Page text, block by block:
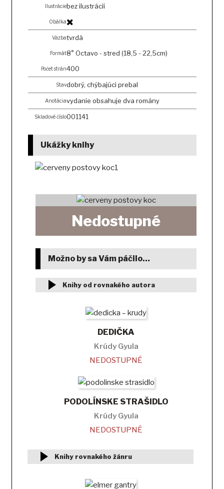
Ilustráciebez ilustrácií
Obálka
Väzbatvrdá
Formát8° Octavo - stred (18,5 - 22,5cm)
Počet strán400
Stavdobrý, chýbajúci prebal
Anotáciavydanie obsahuje dva romány
Skladové číslo001141
Ukážky knihy
Nedostupné
Možno by sa Vám páčilo…
Knihy od rovnakého autora
DEDIČKA
Krúdy Gyula
NEDOSTUPNÉ
PODOLÍNSKE STRAŠIDLO
Krúdy Gyula
NEDOSTUPNÉ
Knihy rovnakého žánru